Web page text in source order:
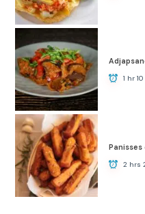
1 hr
2 hrs